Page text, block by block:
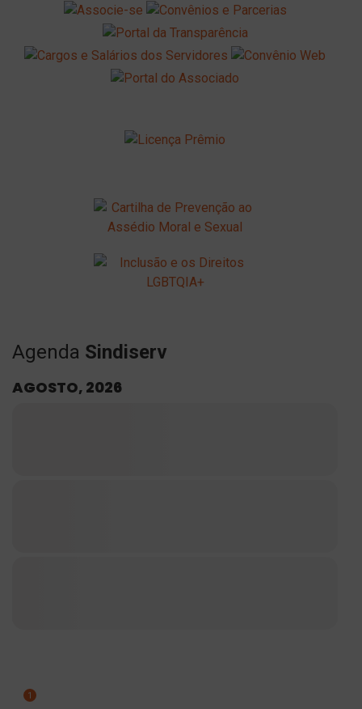
Agenda Sindiserv
AGOSTO, 2026
1